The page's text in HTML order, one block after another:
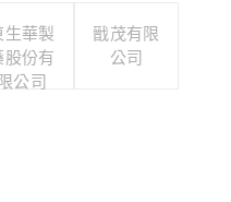
生華製
股份有
公司
戩茂有限
公司